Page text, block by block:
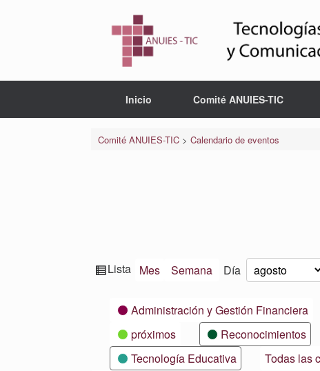
Inicio Comité ANUIES-TIC
Comité ANUIES-TIC> Calendario de eventos
Ver
Lista Mes Semana Día Mes
Día
Año
CategoríasAdministración y Gestión Financiera
próximos
Reconocimientos
Tecnología Educativa
Todas las